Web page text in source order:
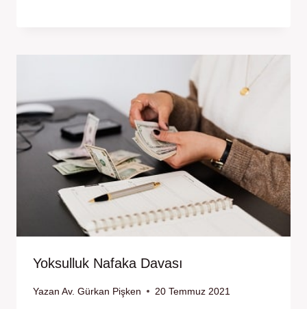
Yoksulluk Nafaka Davası
Yazan Av. Gürkan Pişken 20 Temmuz 2021